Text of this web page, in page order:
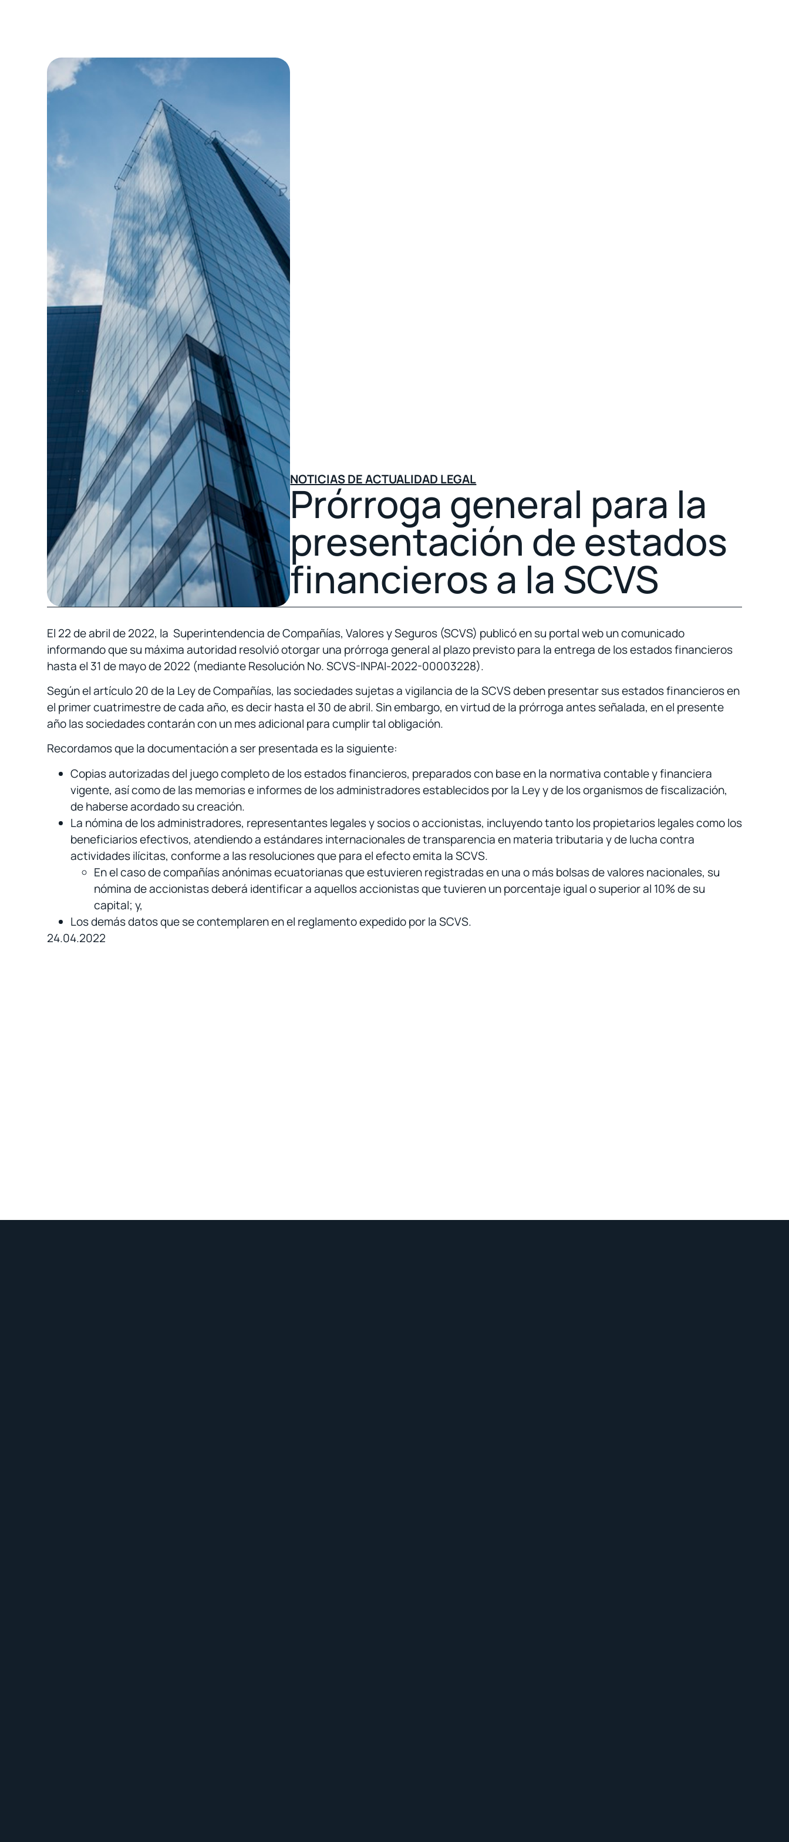
NOTICIAS DE ACTUALIDAD LEGAL
Prórroga general para la
presentación de estados
financieros a la SCVS
El 22 de abril de 2022, la Superintendencia de Compañías, Valores y Seguros (SCVS) publicó en su portal web un comunicado
informando que su máxima autoridad resolvió otorgar una prórroga general al plazo previsto para la entrega de los estados financieros
hasta el 31 de mayo de 2022 (mediante Resolución No. SCVS-INPAI-2022-00003228).
Según el artículo 20 de la Ley de Compañías, las sociedades sujetas a vigilancia de la SCVS deben presentar sus estados financieros en
el primer cuatrimestre de cada año, es decir hasta el 30 de abril. Sin embargo, en virtud de la prórroga antes señalada, en el presente
año las sociedades contarán con un mes adicional para cumplir tal obligación.
Recordamos que la documentación a ser presentada es la siguiente:
Copias autorizadas del juego completo de los estados financieros, preparados con base en la normativa contable y financiera
vigente, así como de las memorias e informes de los administradores establecidos por la Ley y de los organismos de fiscalización,
de haberse acordado su creación.
La nómina de los administradores, representantes legales y socios o accionistas, incluyendo tanto los propietarios legales como los
beneficiarios efectivos, atendiendo a estándares internacionales de transparencia en materia tributaria y de lucha contra
actividades ilícitas, conforme a las resoluciones que para el efecto emita la SCVS.
En el caso de compañías anónimas ecuatorianas que estuvieren registradas en una o más bolsas de valores nacionales, su
nómina de accionistas deberá identificar a aquellos accionistas que tuvieren un porcentaje igual o superior al 10% de su
capital; y,
Los demás datos que se contemplaren en el reglamento expedido por la SCVS.
24.04.2022